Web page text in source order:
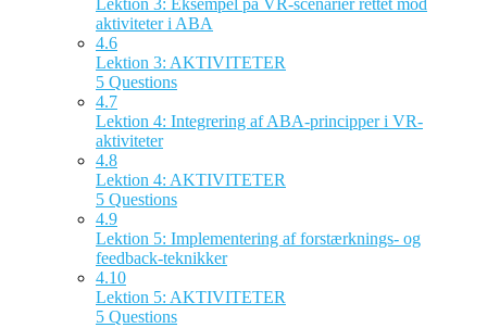
Lektion 3: Eksempel på VR-scenarier rettet mod
aktiviteter i ABA
4.6
Lektion 3: AKTIVITETER
5 Questions
4.7
Lektion 4: Integrering af ABA-principper i VR-
aktiviteter
4.8
Lektion 4: AKTIVITETER
5 Questions
4.9
Lektion 5: Implementering af forstærknings- og
feedback-teknikker
4.10
Lektion 5: AKTIVITETER
5 Questions